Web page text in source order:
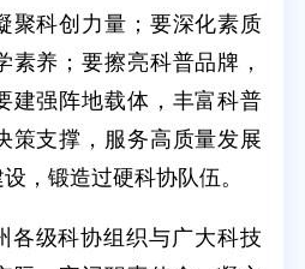
聚科创力量；要深化素质
素养；要擦亮科普品牌，
建强阵地载体，丰富科普
策支撑，服务高质量发展
，锻造过硬科协队伍。
各级科协组织与广大科技